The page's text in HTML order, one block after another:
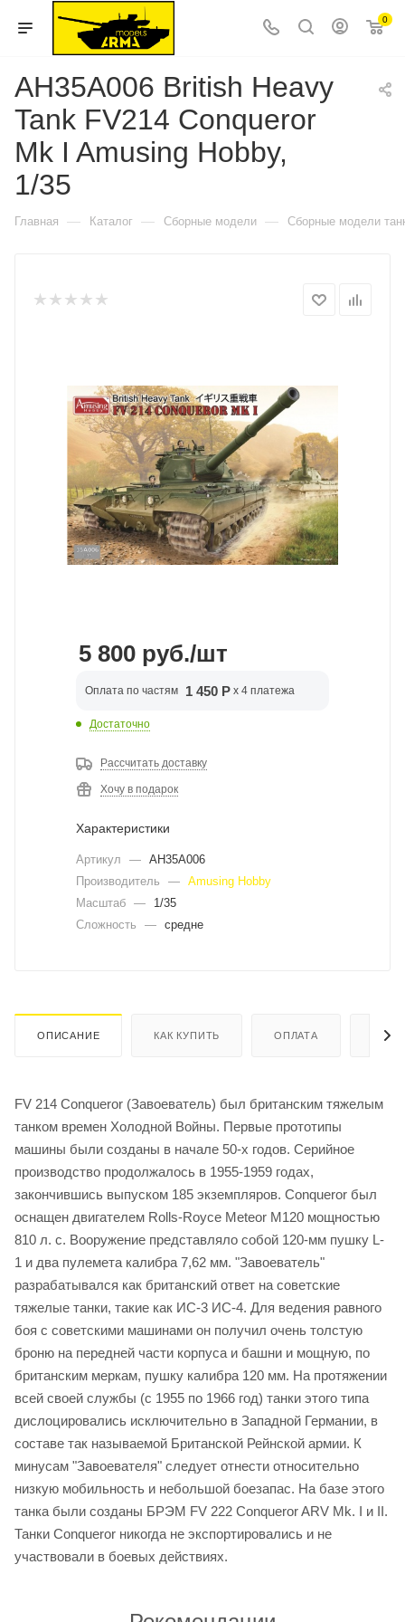
0
AH35A006 British Heavy
Tank FV214 Conqueror
Mk I Amusing Hobby,
1/35
Главная — Каталог — Сборные модели — Сборные модели
5 800 руб./шт
Оплата по частям 1 450 Р x 4 платежа
Достаточно
Рассчитать доставку
Хочу в подарок
Характеристики
Артикул — AH35A006
Производитель
— Amusing Hobby
Масштаб —
1/35
Сложность
— средне
ОПИСАНИЕ КАК КУПИТЬ ОПЛАТА
FV 214 Conqueror (Завоеватель) был британским тяжелым
танком времен Холодной Войны. Первые прототипы
машины были созданы в начале 50-х годов. Серийное
производство продолжалось в 1955-1959 годах,
закончившись выпуском 185 экземпляров. Conqueror был
оснащен двигателем Rolls-Royce Meteor M120 мощностью
810 л. с. Вооружение представляло собой 120-мм пушку L-
1 и два пулемета калибра 7,62 мм. "Завоеватель"
разрабатывался как британский ответ на советские
тяжелые танки, такие как ИС-3 ИС-4. Для ведения равного
боя с советскими машинами он получил очень толстую
броню на передней части корпуса и башни и мощную, по
британским меркам, пушку калибра 120 мм. На протяжении
всей своей службы (с 1955 по 1966 год) танки этого типа
дислоцировались исключительно в Западной Германии, в
составе так называемой Британской Рейнской армии. К
минусам "Завоевателя" следует отнести относительно
низкую мобильность и небольшой боезапас. На базе этого
танка были созданы БРЭМ FV 222 Conqueror ARV Mk. I и II.
Танки Conqueror никогда не экспортировались и не
участвовали в боевых действиях.